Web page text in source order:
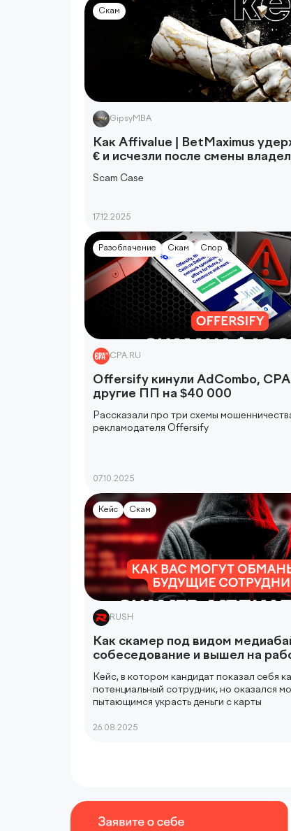
Скам
GipsyMBA
Как Affivalue | BetMaximus
€ и исчезли после смены
Scam Case
17.12.2025
Разоблачение Скам Спор
CPA.RU
Offersify кинули AdCombo,
другие ПП на $40 000
Рассказали про три схемы
рекламодателя Offersify
07.10.2025
Кейс Скам
RUSH
Как скамер под видом
собеседование и вышел на
Кейс, в котором кандидат показал себя
потенциальный сотрудник, но оказался
пытающимся украсть деньги с карты
26.08.2025